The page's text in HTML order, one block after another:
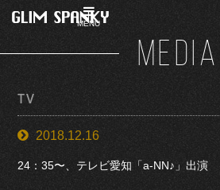
MENU
MEDIA
TV
2018.12.16
24：35〜、テレビ愛知「a-NN♪」出演